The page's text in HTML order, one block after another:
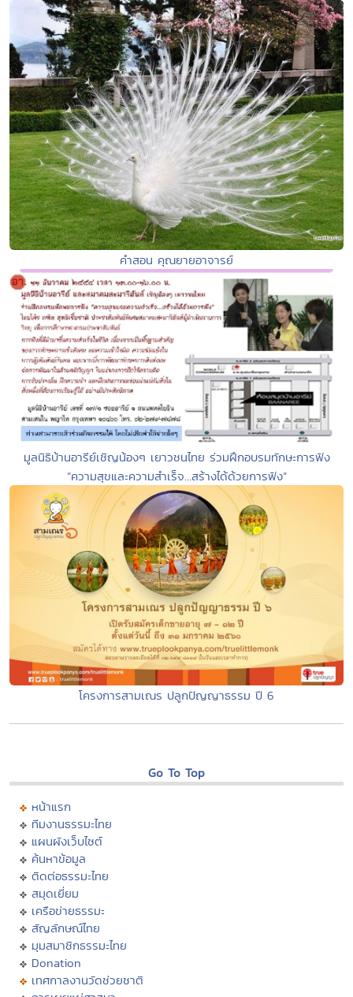
คำสอน คุณยายอาจารย์
มูลนิธิบ้านอารีย์เชิญน้องๆ เยาวชนไทย ร่วมฝึกอบรมทักษะการฟัง
“ความสุขและความสำเร็จ...สร้างได้ด้วยการฟัง”
โครงการสามเณร ปลูกปัญญาธรรม ปี 6
Go To Top
หน้าแรก
ทีมงานธรรมะไทย
แผนผังเว็บไซต์
ค้นหาข้อมูล
ติดต่อธรรมะไทย
สมุดเยี่ยม
เครือข่ายธรรมะ
สัญลักษณ์ไทย
มุมสมาชิกธรรมะไทย
Donation
เทศกาลงานวัดช่วยชาติ